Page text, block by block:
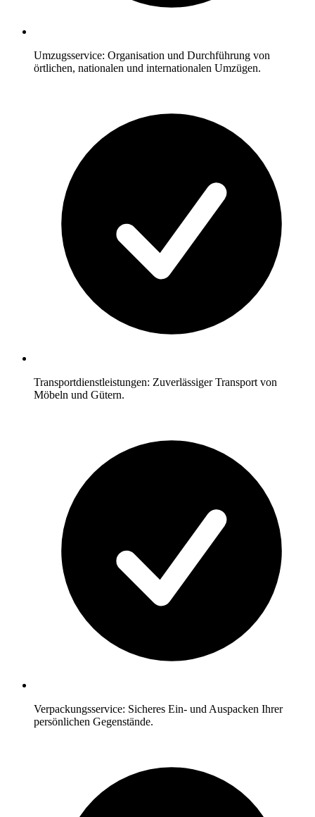
Umzugsservice: Organisation und Durchführung von
örtlichen, nationalen und internationalen Umzügen.
Transportdienstleistungen: Zuverlässiger Transport von
Möbeln und Gütern.
Verpackungsservice: Sicheres Ein- und Auspacken Ihrer
persönlichen Gegenstände.